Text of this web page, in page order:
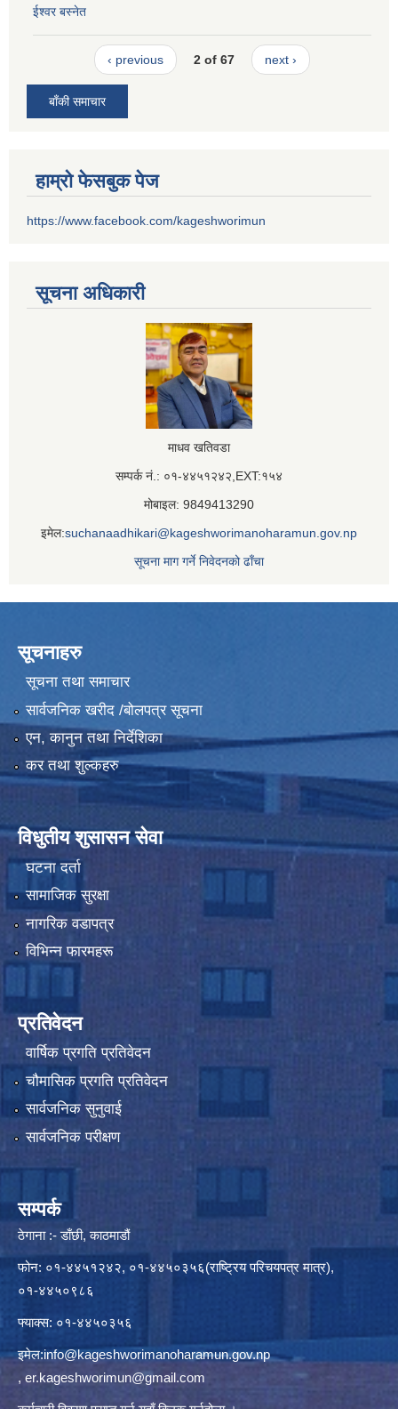
ईश्वर बस्नेत
‹ previous 2 of 67 next ›
बाँकी समाचार
हाम्रो फेसबुक पेज
https://www.facebook.com/kageshworimun
सूचना अधिकारी
माधव खतिवडा
सम्पर्क नं.: ०१-४४५१२४२,EXT:१५४
मोबाइल: 9849413290
इमेल:suchanaadhikari@kageshworimanoharamun.gov.np
सूचना माग गर्ने निवेदनको ढाँचा
सूचनाहरु
सूचना तथा समाचार
सार्वजनिक खरीद /बोलपत्र सूचना
एन, कानुन तथा निर्देशिका
कर तथा शुल्कहरु
विधुतीय शुसासन सेवा
घटना दर्ता
सामाजिक सुरक्षा
नागरिक वडापत्र
विभिन्न फारमहरू
प्रतिवेदन
वार्षिक प्रगति प्रतिवेदन
चौमासिक प्रगति प्रतिवेदन
सार्वजनिक सुनुवाई
सार्वजनिक परीक्षण
सम्पर्क
ठेगाना :- डाँछी, काठमाडौं
फोन: ०१-४४५१२४२, ०१-४४५०३५६(राष्ट्रिय परिचयपत्र मात्र),
०१-४४५०९८६
फ्याक्स: ०१-४४५०३५६
इमेल:info@kageshworimanoharamun.gov.np
, er.kageshworimun@gmail.com